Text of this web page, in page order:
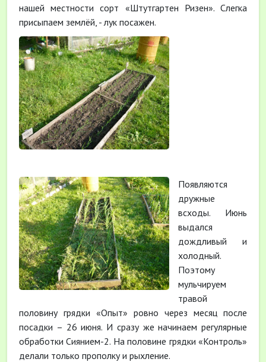
нашей местности сорт «Штутгартен Ризен». Слегка
присыпаем землёй, - лук посажен.
Появляются
дружные
всходы. Июнь
выдался
дождливый и
холодный.
Поэтому
мульчируем
травой
половину грядки «Опыт» ровно через месяц после
посадки – 26 июня. И сразу же начинаем регулярные
обработки Сиянием-2. На половине грядки «Контроль»
делали только прополку и рыхление.